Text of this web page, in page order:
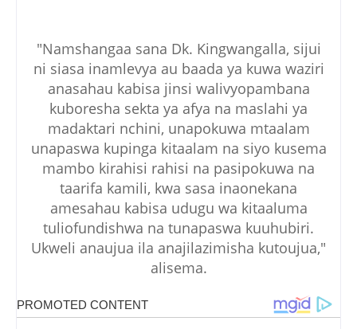
"Namshangaa sana Dk. Kingwangalla, sijui
ni siasa inamlevya au baada ya kuwa waziri
anasahau kabisa jinsi walivyopambana
kuboresha sekta ya afya na maslahi ya
madaktari nchini, unapokuwa mtaalam
unapaswa kupinga kitaalam na siyo kusema
mambo kirahisi rahisi na pasipokuwa na
taarifa kamili, kwa sasa inaonekana
amesahau kabisa udugu wa kitaaluma
tuliofundishwa na tunapaswa kuuhubiri.
Ukweli anaujua ila anajilazimisha kutoujua,"
alisema.